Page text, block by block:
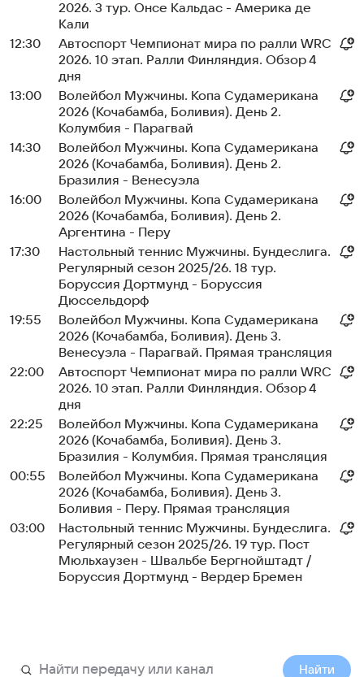
2026. 3 тур. Онсе Кальдас - Америка де
Кали
12:30
Автоспорт Чемпионат мира по ралли WRC
2026. 10 этап. Ралли Финляндия. Обзор 4
дня
13:00
Волейбол Мужчины. Копа Судамерикана
2026 (Кочабамба, Боливия). День 2.
Колумбия - Парагвай
14:30
Волейбол Мужчины. Копа Судамерикана
2026 (Кочабамба, Боливия). День 2.
Бразилия - Венесуэла
16:00
Волейбол Мужчины. Копа Судамерикана
2026 (Кочабамба, Боливия). День 2.
Аргентина - Перу
17:30
Настольный теннис Мужчины. Бундеслига.
Регулярный сезон 2025/26. 18 тур.
Боруссия Дортмунд - Боруссия
Дюссельдорф
19:55
Волейбол Мужчины. Копа Судамерикана
2026 (Кочабамба, Боливия). День 3.
Венесуэла - Парагвай. Прямая трансляция
22:00
Автоспорт Чемпионат мира по ралли WRC
2026. 10 этап. Ралли Финляндия. Обзор 4
дня
22:25
Волейбол Мужчины. Копа Судамерикана
2026 (Кочабамба, Боливия). День 3.
Бразилия - Колумбия. Прямая трансляция
00:55
Волейбол Мужчины. Копа Судамерикана
2026 (Кочабамба, Боливия). День 3.
Боливия - Перу. Прямая трансляция
03:00
Настольный теннис Мужчины. Бундеслига.
Регулярный сезон 2025/26. 19 тур. Пост
Мюльхаузен - Швальбе Бергнойштадт /
Боруссия Дортмунд - Вердер Бремен
Найти